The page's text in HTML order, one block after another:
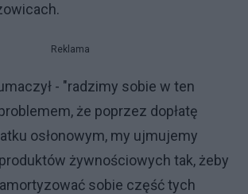
Reklama
- "radzimy sobie w ten
że poprzez dopłatę
osłonowym, my ujmujemy
żywnościowych tak, żeby
sobie część tych